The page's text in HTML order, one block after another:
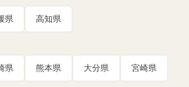
県 高知県
県 熊本県 大分県 宮崎県